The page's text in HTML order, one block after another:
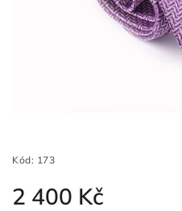
Kód: 173
2 400 Kč